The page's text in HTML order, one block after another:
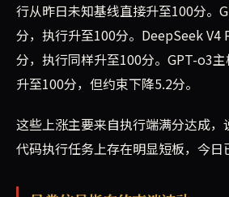
行从昨日未知基线直接升至100分。
分，执行升至100分。DeepSeek V4
分，执行同样升至100分。GPT-o3
升至100分，但约束下降5.2分。
这些上涨主要来自执行端满分达成，
代码执行任务上存在明显短板，今日